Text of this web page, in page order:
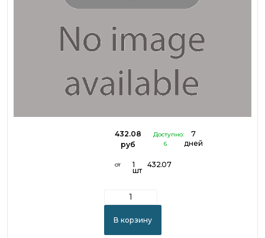
432.08
руб
Доступно:
6
7
дней
от 1
шт
432.07
В корзину